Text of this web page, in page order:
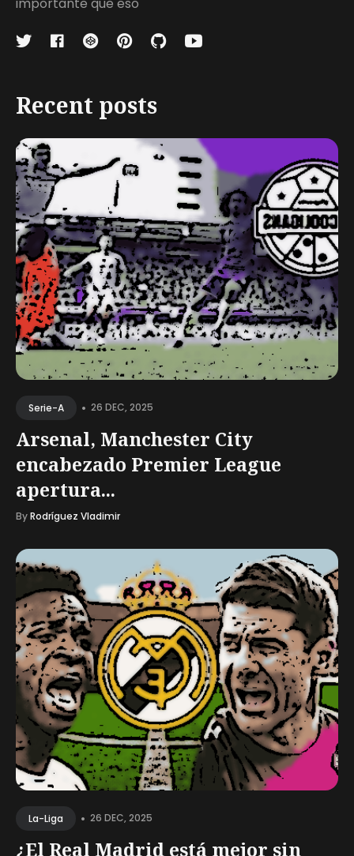
Recent posts
Serie-A • 26 DEC, 2025
Arsenal, Manchester City
encabezado Premier League
apertura...
ByRodríguez Vladimir
La-Liga • 26 DEC, 2025
¿El Real Madrid está mejor sin